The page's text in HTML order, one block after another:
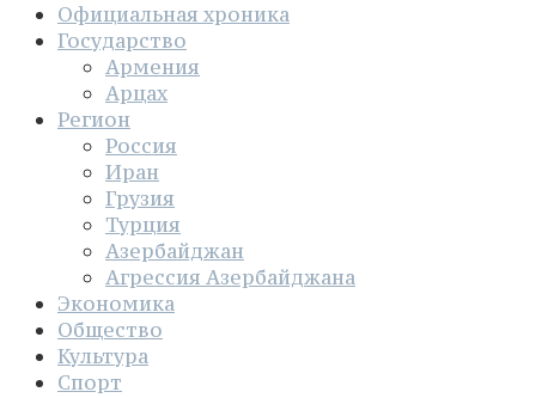
Официальная хроника
Государство
Армения
Арцах
Регион
Россия
Иран
Грузия
Турция
Азербайджан
Агрессия Азербайджана
Экономика
Общество
Культура
Спорт